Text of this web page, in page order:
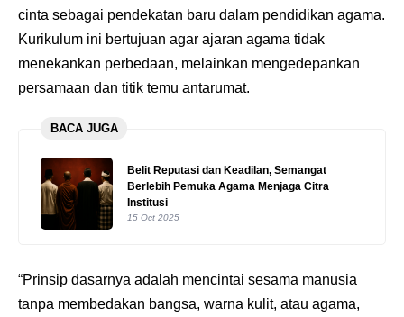
cinta sebagai pendekatan baru dalam pendidikan agama.
Kurikulum ini bertujuan agar ajaran agama tidak
menekankan perbedaan, melainkan mengedepankan
persamaan dan titik temu antarumat.
BACA JUGA
Belit Reputasi dan Keadilan, Semangat
Berlebih Pemuka Agama Menjaga Citra
Institusi
15 Oct 2025
“Prinsip dasarnya adalah mencintai sesama manusia
tanpa membedakan bangsa, warna kulit, atau agama,